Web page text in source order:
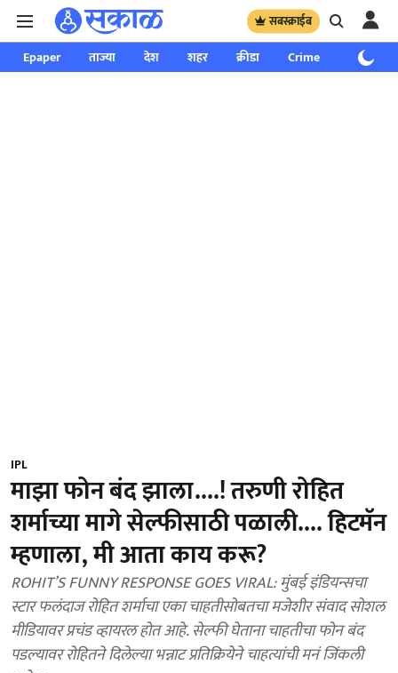
सबस्क्राईब
Epaper ताज्या देश शहर क्रीडा Crime साप्ताहिक
IPL
माझा फोन बंद झाला....! तरुणी रोहित
शर्माच्या मागे सेल्फीसाठी पळाली.... हिटमॅन
म्हणाला, मी आता काय करू?
ROHIT’S FUNNY RESPONSE GOES VIRAL: मुंबई इंडियन्सचा
स्टार फलंदाज रोहित शर्माचा एका चाहतीसोबतचा मजेशीर संवाद सोशल
मीडियावर प्रचंड व्हायरल होत आहे. सेल्फी घेताना चाहतीचा फोन बंद
पडल्यावर रोहितने दिलेल्या भन्नाट प्रतिक्रियेने चाहत्यांची मनं जिंकली